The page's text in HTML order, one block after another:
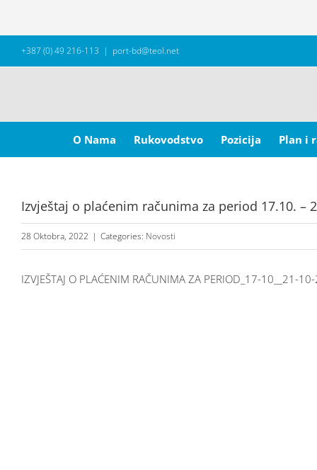
+387 (0) 49 216-113 | port-bd@teol.net
for:
O Nama
Rukovodstvo Pozicija Plan i
Izvještaj o plaćenim računima za period 17.10. –
28 Oktobra, 2022 | Categories: Novosti
IZVJEŠTAJ O PLAĆENIM RAČUNIMA ZA PERIOD_17-10__21-